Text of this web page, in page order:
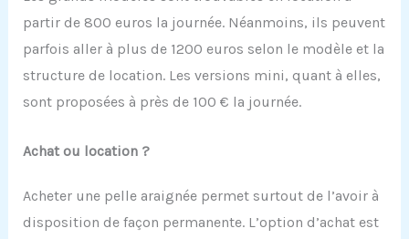
partir de 800 euros la journée. Néanmoins, ils peuvent
parfois aller à plus de 1200 euros selon le modèle et la
structure de location. Les versions mini, quant à elles,
sont proposées à près de 100 € la journée.
Achat ou location ?
Acheter une pelle araignée permet surtout de l’avoir à
disposition de façon permanente. L’option d’achat est